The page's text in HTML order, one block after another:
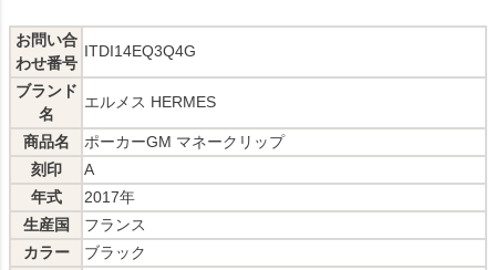
お問い合
わせ番号
ITDI14EQ3Q4G
ブランド
名
エルメス HERMES
商品名
ポーカーGM マネークリップ
刻印
A
年式
2017年
生産国
フランス
カラー
ブラック